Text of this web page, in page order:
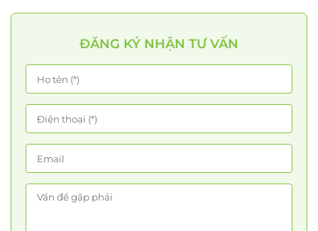
ĐĂNG KÝ NHẬN TƯ VẤN